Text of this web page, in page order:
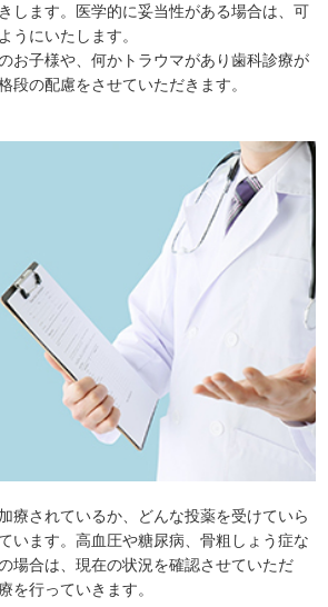
します。医学的に妥当性がある場合は、可
うにいたします。
お子様や、何かトラウマがあり歯科診療が
段の配慮をさせていただきます。
療されているか、どんな投薬を受けていら
います。高血圧や糖尿病、骨粗しょう症な
場合は、現在の状況を確認させていただ
を行っていきます。